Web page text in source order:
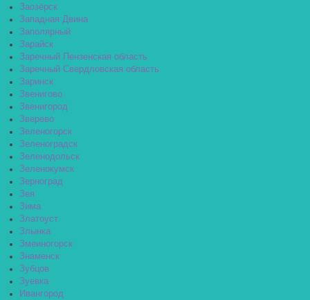
Заозёрск
Западная Двина
Заполярный
Зарайск
Заречный Пензенская область
Заречный Свердловская область
Заринск
Звенигово
Звенигород
Зверево
Зеленогорск
Зеленоградск
Зеленодольск
Зеленокумск
Зерноград
Зея
Зима
Златоуст
Злынка
Змеиногорск
Знаменск
Зубцов
Зуевка
Ивангород